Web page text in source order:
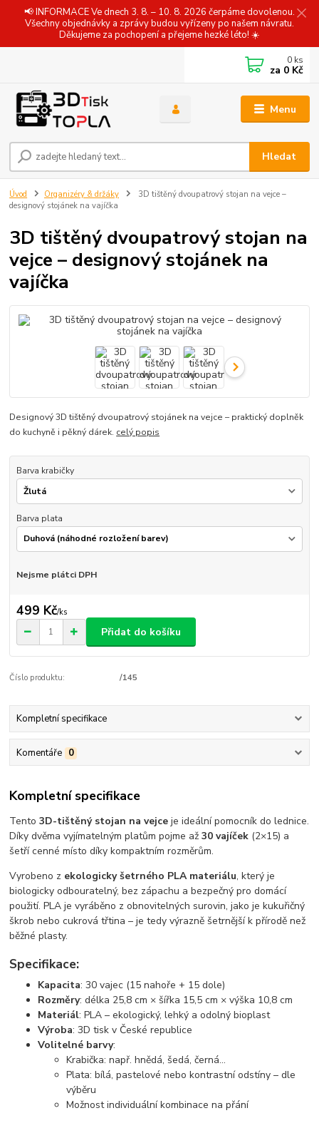
📢 INFORMACE Ve dnech 3. 8. – 10. 8. 2026 čerpáme dovolenou.
Všechny objednávky a zprávy budou vyřízeny po našem návratu.
Děkujeme za pochopení a přejeme hezké léto! ☀️
Menu
Hledat
0 ks
za 0 Kč
Úvod Organizéry & držáky
3D tištěný dvoupatrový stojan na vejce –
designový stojánek na vajíčka
3D tištěný dvoupatrový stojan na
vejce – designový stojánek na
vajíčka
Designový 3D tištěný dvoupatrový stojánek na vejce – praktický doplněk
do kuchyně i pěkný dárek. celý popis
Barva krabičky
Barva plata
Nejsme plátci DPH
499 Kč/ks
Přidat do košíku
Číslo produktu: /145
Kompletní specifikace
Komentáře 0
Kompletní specifikace
Tento3D-tištěný stojan na vejce je ideální pomocník do lednice.
Díky dvěma vyjímatelným platům pojme až30 vajíček (2×15) a
šetří cenné místo díky kompaktním rozměrům.
Vyrobeno z ekologicky šetrného PLA materiálu, který je
biologicky odbouratelný, bez zápachu a bezpečný pro domácí
použití. PLA je vyráběno z obnovitelných surovin, jako je kukuřičný
škrob nebo cukrová třtina – je tedy výrazně šetrnější k přírodě než
běžné plasty.
Specifikace:
Kapacita: 30 vajec (15 nahoře + 15 dole)
Rozměry: délka 25,8 cm × šířka 15,5 cm × výška 10,8 cm
Materiál: PLA – ekologický, lehký a odolný bioplast
Výroba: 3D tisk v České republice
Volitelné barvy:
Krabička: např. hnědá, šedá, černá...
Plata: bílá, pastelové nebo kontrastní odstíny – dle
výběru
Možnost individuální kombinace na přání